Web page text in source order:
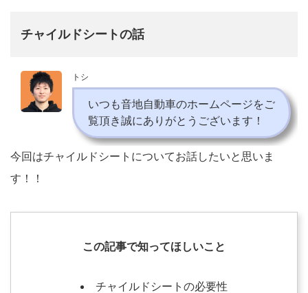
チャイルドシートの話
トシ
いつも音地自動車のホームページをご
覧頂き誠にありがとうございます！
今回はチャイルドシートについてお話したいと思いま
す！！
この記事で知ってほしいこと
チャイルドシートの必要性